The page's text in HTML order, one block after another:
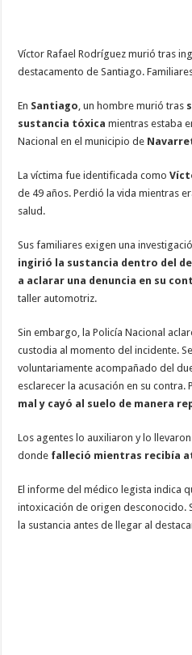
Víctor Rafael Rodríguez murió tras
destacamento de Santiago.
En Santiago, un hombre murió tras
sustancia tóxica mientras estaba
Nacional en el municipio de
La víctima fue identificada como
de 49 años. Perdió la vida mientras
salud.
Sus familiares exigen una
ingirió la sustancia dentro del
a aclarar una denuncia en su
taller automotriz.
Sin embargo, la Policía Nacional
custodia al momento del incidente.
voluntariamente acompañado del
esclarecer la acusación en su contra.
mal y cayó al suelo de manera
Los agentes lo auxiliaron y lo
donde falleció mientras recibía
El informe del médico legista indica
intoxicación de origen desconocido.
la sustancia antes de llegar al